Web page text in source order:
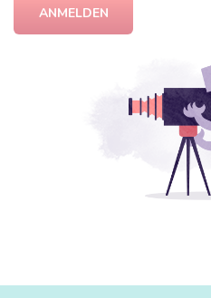
ANMELDEN